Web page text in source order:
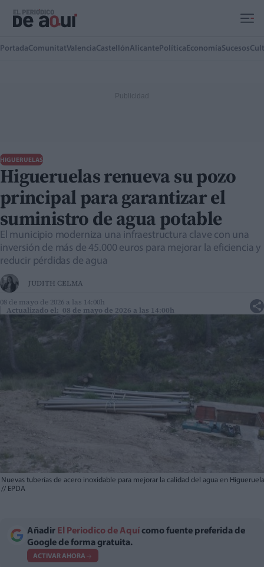
PortadaComunitatValenciaCastellónAlicante Política EconomíaSucesos
HIGUERUELAS
Higueruelas renueva su pozo
principal para garantizar el
suministro de agua potable
El municipio moderniza una infraestructura clave con una
inversión de más de 45.000 euros para mejorar la eficiencia y
reducir pérdidas de agua
JUDITH CELMA
08 de mayo de 2026 a las 14:00h
Actualizado el: 08 de mayo de 2026 a las 14:00h
Nuevas tuberías de acero inoxidable para mejorar la calidad del agua en
// EPDA
Añadir El Periodico de Aquí como fuente preferida de
Google de forma gratuita.
ACTIVAR AHORA